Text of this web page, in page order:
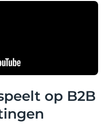
op B2B